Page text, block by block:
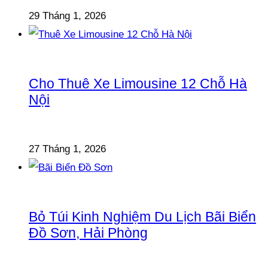
29 Tháng 1, 2026
Cho Thuê Xe Limousine 12 Chỗ Hà
Nội
27 Tháng 1, 2026
Bỏ Túi Kinh Nghiệm Du Lịch Bãi Biển
Đồ Sơn, Hải Phòng